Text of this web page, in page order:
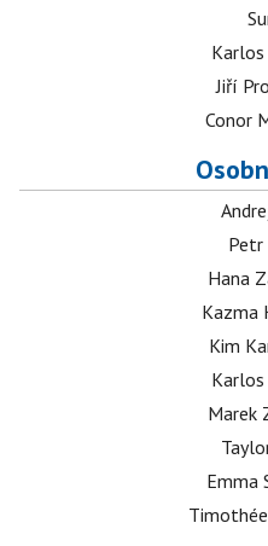
Jiří
Conor
Petr
Hana
Kazma
Kim
Marek
Emma